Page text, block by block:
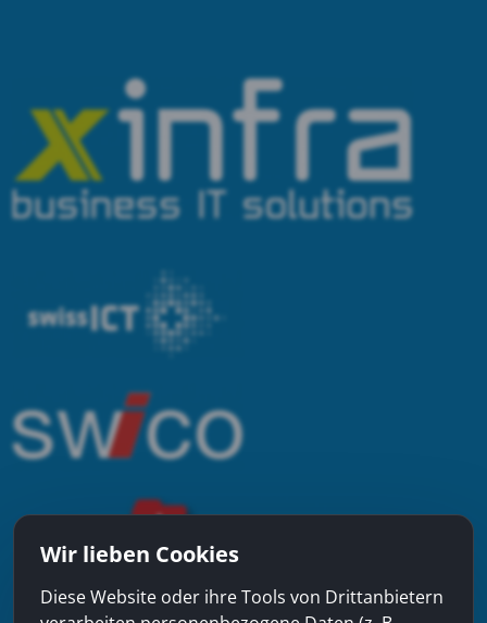
Wir lieben Cookies
Diese Website oder ihre Tools von Drittanbietern